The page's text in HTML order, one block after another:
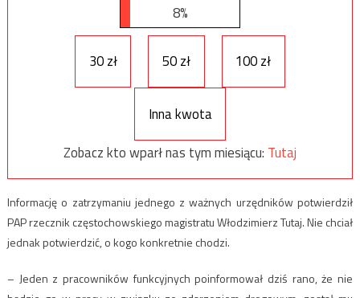
8%
30 zł 50 zł 100 zł
Inna kwota
Zobacz kto wparł nas tym miesiącu: Tutaj
Informację o zatrzymaniu jednego z ważnych urzędników potwierdził
PAP rzecznik częstochowskiego magistratu Włodzimierz Tutaj. Nie chciał
jednak potwierdzić, o kogo konkretnie chodzi.
– Jeden z pracowników funkcyjnych poinformował dziś rano, że nie